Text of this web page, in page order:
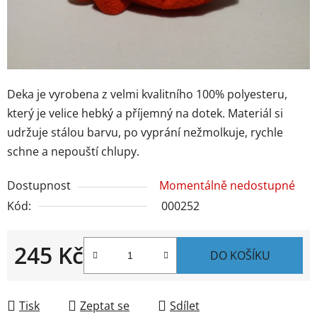
Deka je vyrobena z velmi kvalitního 100% polyesteru,
který je velice hebký a příjemný na dotek. Materiál si
udržuje stálou barvu, po vyprání nežmolkuje, rychle
schne a nepouští chlupy.
Dostupnost
Momentálně nedostupné
Kód:
000252
245 Kč DO KOŠÍKU
Tisk Zeptat se Sdílet